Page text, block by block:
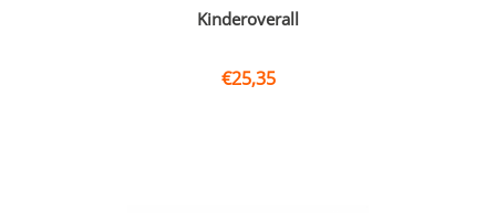
Kinderoverall
€25,35